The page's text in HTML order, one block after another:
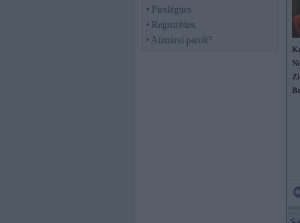
• Pieslēgties
• Reģistrēties
• Aizmirsi paroli?